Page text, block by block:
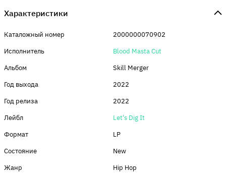
Характеристики
Каталожный номер
2000000070902
Исполнитель
Blood Masta Cut
Альбом
Skill Merger
Год выхода
2022
Год релиза
2022
Лейбл
Let's Dig It
Формат
LP
Состояние
New
Жанр
Hip Hop